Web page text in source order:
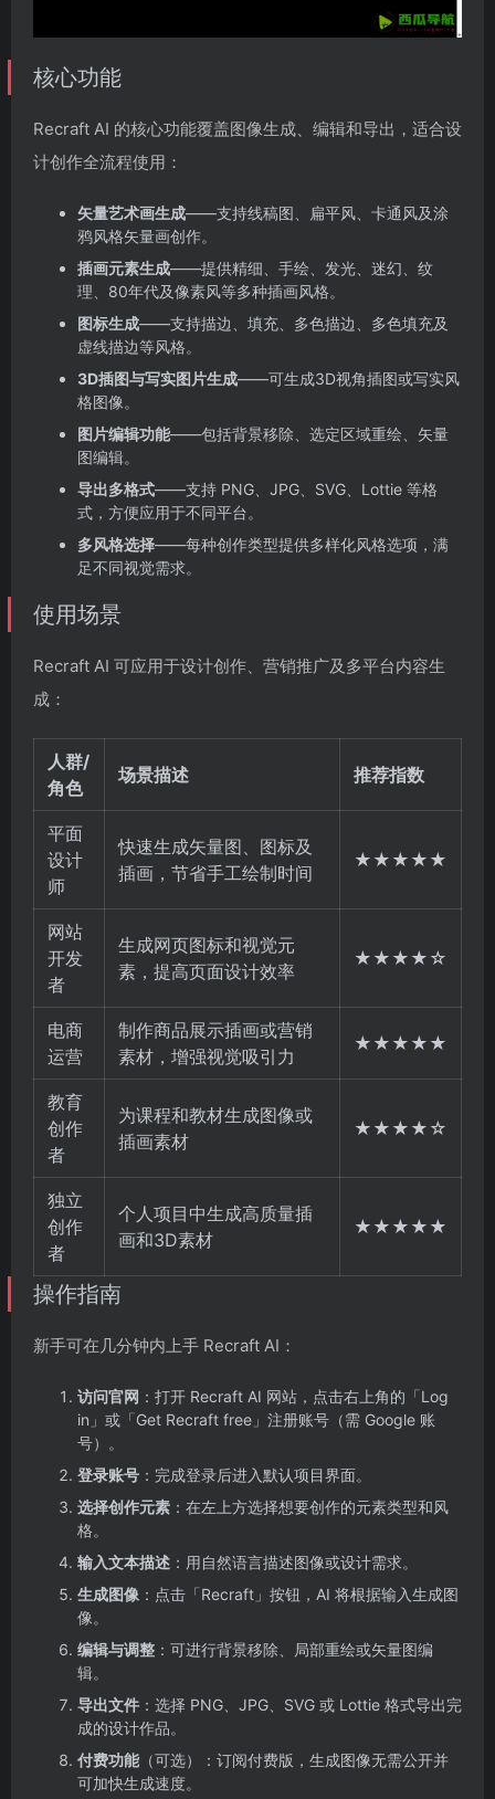
核心功能
Recraft AI 的核心功能覆盖图像生成、编辑和导出，适合设
计创作全流程使用：
矢量艺术画生成——支持线稿图、扁平风、卡通风及涂
鸦风格矢量画创作。
插画元素生成——提供精细、手绘、发光、迷幻、纹
理、80年代及像素风等多种插画风格。
图标生成——支持描边、填充、多色描边、多色填充及
虚线描边等风格。
3D插图与写实图片生成——可生成3D视角插图或写实风
格图像。
图片编辑功能——包括背景移除、选定区域重绘、矢量
图编辑。
导出多格式——支持 PNG、JPG、SVG、Lottie 等格
式，方便应用于不同平台。
多风格选择——每种创作类型提供多样化风格选项，满
足不同视觉需求。
使用场景
Recraft AI 可应用于设计创作、营销推广及多平台内容生
成：
人群/
角色
场景描述 推荐指数
平面
设计
师
快速生成矢量图、图标及
插画，节省手工绘制时间
★★★★★
网站
开发
者
生成网页图标和视觉元
素，提高页面设计效率
★★★★☆
电商
运营
制作商品展示插画或营销
素材，增强视觉吸引力
★★★★★
教育
创作
者
为课程和教材生成图像或
插画素材
★★★★☆
独立
创作
者
个人项目中生成高质量插
画和3D素材
★★★★★
操作指南
新手可在几分钟内上手 Recraft AI：
访问官网 ：打开 Recraft AI 网站，点击右上角的「Log
in」或「Get Recraft free」注册账号（需 Google 账
号）。
登录账号 ：完成登录后进入默认项目界面。
选择创作元素 ：在左上方选择想要创作的元素类型和风
格。
输入文本描述 ：用自然语言描述图像或设计需求。
生成图像 ：点击「Recraft」按钮，AI 将根据输入生成图
像。
编辑与调整 ：可进行背景移除、局部重绘或矢量图编
辑。
导出文件 ：选择 PNG、JPG、SVG 或 Lottie 格式导出完
成的设计作品。
付费功能（可选）：订阅付费版，生成图像无需公开并
可加快生成速度。